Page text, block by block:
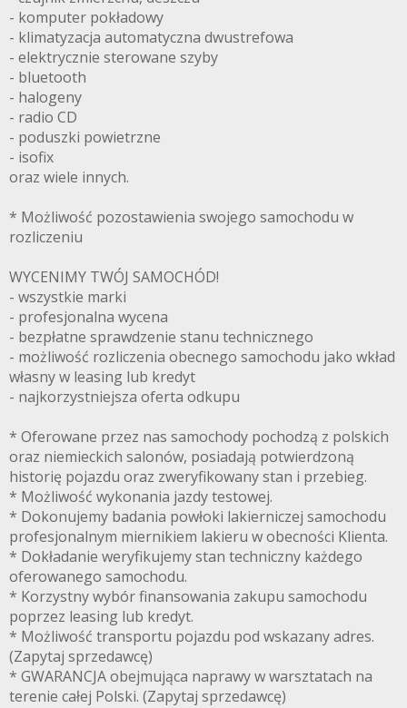
- komputer pokładowy
- klimatyzacja automatyczna dwustrefowa
- elektrycznie sterowane szyby
- bluetooth
- halogeny
- radio CD
- poduszki powietrzne
- isofix
oraz wiele innych.
* Możliwość pozostawienia swojego samochodu w
rozliczeniu
WYCENIMY TWÓJ SAMOCHÓD!
- wszystkie marki
- profesjonalna wycena
- bezpłatne sprawdzenie stanu technicznego
- możliwość rozliczenia obecnego samochodu jako wkład
własny w leasing lub kredyt
- najkorzystniejsza oferta odkupu
* Oferowane przez nas samochody pochodzą z polskich
oraz niemieckich salonów, posiadają potwierdzoną
historię pojazdu oraz zweryfikowany stan i przebieg.
* Możliwość wykonania jazdy testowej.
* Dokonujemy badania powłoki lakierniczej samochodu
profesjonalnym miernikiem lakieru w obecności Klienta.
* Dokładanie weryfikujemy stan techniczny każdego
oferowanego samochodu.
* Korzystny wybór finansowania zakupu samochodu
poprzez leasing lub kredyt.
* Możliwość transportu pojazdu pod wskazany adres.
(Zapytaj sprzedawcę)
* GWARANCJA obejmująca naprawy w warsztatach na
terenie całej Polski. (Zapytaj sprzedawcę)